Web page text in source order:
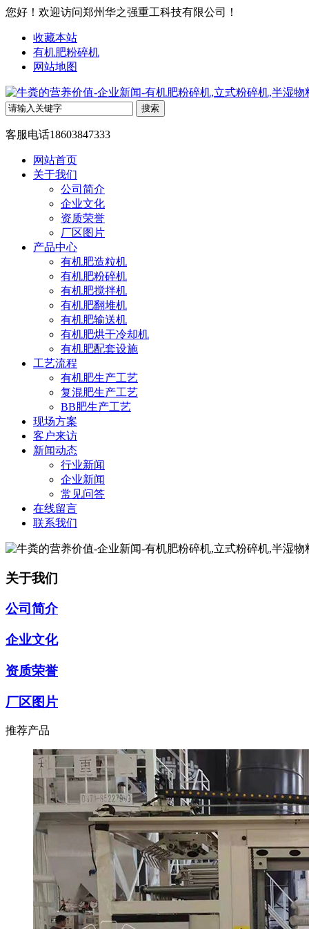
您好！欢迎访问郑州华之强重工科技有限公司！
收藏本站
有机肥粉碎机
网站地图
客服电话18603847333
网站首页
关于我们
公司简介
企业文化
资质荣誉
厂区图片
产品中心
有机肥造粒机
有机肥粉碎机
有机肥搅拌机
有机肥翻堆机
有机肥输送机
有机肥烘干冷却机
有机肥配套设施
工艺流程
有机肥生产工艺
复混肥生产工艺
BB肥生产工艺
现场方案
客户来访
新闻动态
行业新闻
企业新闻
常见问答
在线留言
联系我们
关于我们
公司简介
企业文化
资质荣誉
厂区图片
推荐产品